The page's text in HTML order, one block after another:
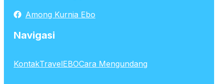
Among Kurnia Ebo
Navigasi
KontakTravelEBOCara Mengundang